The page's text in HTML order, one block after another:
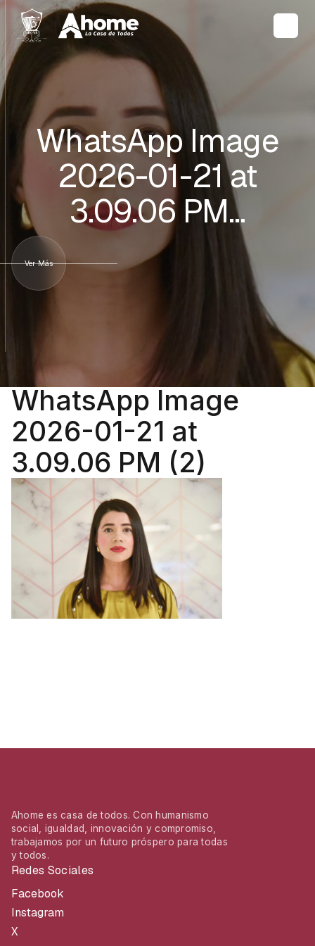
WhatsApp Image
2026-01-21 at
3.09.06 PM…
Ver Más
WhatsApp Image
2026-01-21 at
3.09.06 PM (2)
Ahome es casa de todos. Con humanismo
social, igualdad, innovación y compromiso,
trabajamos por un futuro próspero para todas
y todos.
Redes Sociales
Facebook
Instagram
X